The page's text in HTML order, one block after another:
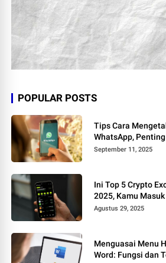
POPULAR POSTS
Tips Cara
WhatsApp,
September 11, 2025
Ini Top 5 Crypto
2025, Kamu
Agustus 29, 2025
Menguasai Menu
Word: Fungsi dan